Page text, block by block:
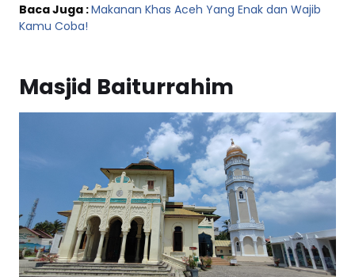
Baca Juga :Makanan Khas Aceh Yang Enak dan Wajib
Kamu Coba!
Masjid Baiturrahim